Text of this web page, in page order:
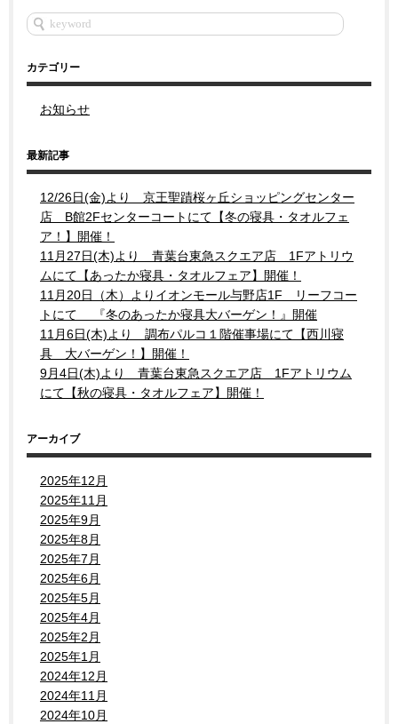
カテゴリー
お知らせ
最新記事
12/26日(金)より 京王聖蹟桜ヶ丘ショッピングセンター
店 B館2Fセンターコートにて【冬の寝具・タオルフェ
ア！】開催！
11月27日(木)より 青葉台東急スクエア店 1Fアトリウ
ムにて【あったか寝具・タオルフェア】開催！
11月20日（木）よりイオンモール与野店1F リーフコー
トにて 『冬のあったか寝具大バーゲン！』開催
11月6日(木)より 調布パルコ１階催事場にて【西川寝
具 大バーゲン！】開催！
9月4日(木)より 青葉台東急スクエア店 1Fアトリウム
にて【秋の寝具・タオルフェア】開催！
アーカイブ
2025年12月
2025年11月
2025年9月
2025年8月
2025年7月
2025年6月
2025年5月
2025年4月
2025年2月
2025年1月
2024年12月
2024年11月
2024年10月